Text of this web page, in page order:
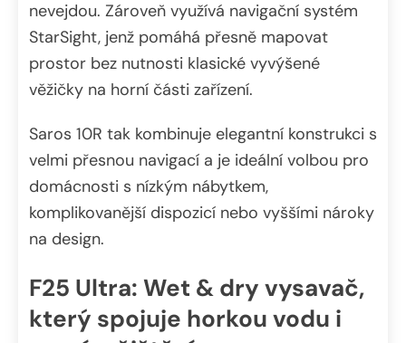
nevejdou. Zároveň využívá navigační systém
StarSight, jenž pomáhá přesně mapovat
prostor bez nutnosti klasické vyvýšené
věžičky na horní části zařízení.
Saros 10R tak kombinuje elegantní konstrukci s
velmi přesnou navigací a je ideální volbou pro
domácnosti s nízkým nábytkem,
komplikovanější dispozicí nebo vyššími nároky
na design.
F25 Ultra: Wet & dry vysavač,
který spojuje horkou vodu i